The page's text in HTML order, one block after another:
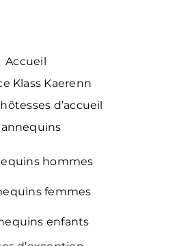
Accueil
Klass Kaerenn
d’accueil
hommes
femmes
enfants